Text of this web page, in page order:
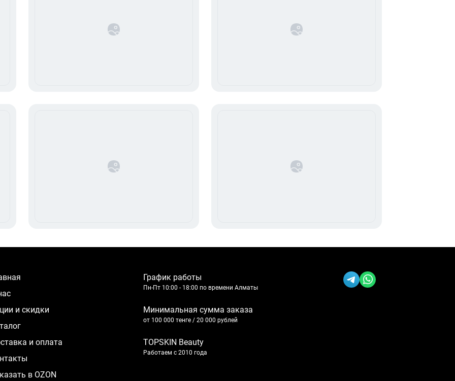
нас
и скидки
и оплата
в OZON
График работы
Пн-Пт 10:00 - 18:00 по времени Алматы
Минимальная сумма заказа
от 100 000 тенге / 20 000 рублей
TOPSKIN Beauty
Работаем с 2010 года